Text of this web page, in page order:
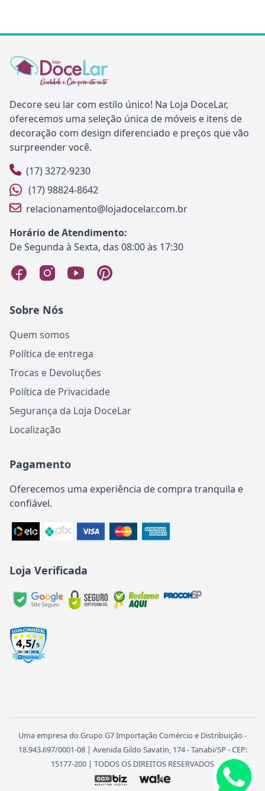
Decore seu lar com estilo único! Na Loja DoceLar,
oferecemos uma seleção única de móveis e itens de
decoração com design diferenciado e preços que vão
surpreender você.
(17) 3272-9230
(17) 98824-8642
relacionamento@lojadocelar.com.br
Horário de Atendimento:
De Segunda à Sexta, das 08:00 às 17:30
Sobre Nós
Quem somos
Política de entrega
Trocas e Devoluções
Política de Privacidade
Segurança da Loja DoceLar
Localização
Pagamento
Oferecemos uma experiência de compra tranquila e
confiável.
Loja Verificada
Uma empresa do Grupo G7 Importação Comércio e Distribuição -
18.943.697/0001-08 | Avenida Gildo Savatin, 174 - Tanabi/SP - CEP:
15177-200 | TODOS OS DIREITOS RESERVADOS